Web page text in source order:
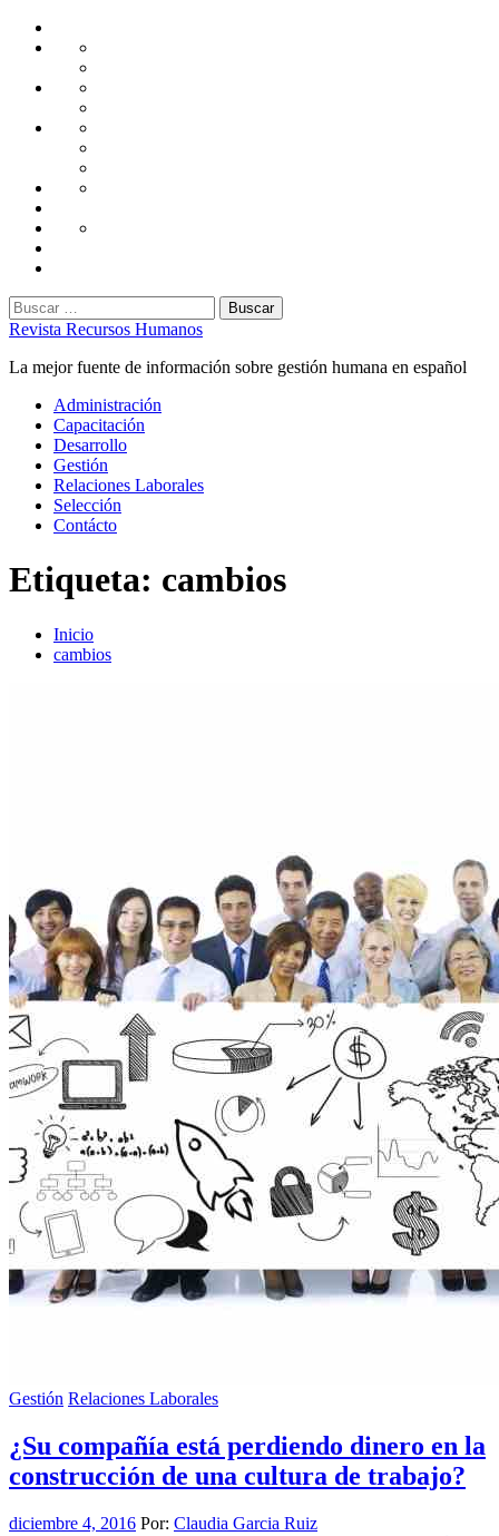
Saltar
Administración
Capacitación
Desarrollo
Gestión
Laborales
Selección
Buscar:
Revista Recursos Humanos
La mejor fuente de información sobre gestión humana en español
Menú
principal
Administración
Capacitación
Desarrollo
Gestión
Relaciones Laborales
Selección
Contácto
Etiqueta: cambios
Inicio
cambios
Gestión Relaciones Laborales
¿Su compañía está perdiendo dinero en la
construcción de una cultura de trabajo?
diciembre 4, 2016 Por: Claudia Garcia Ruiz